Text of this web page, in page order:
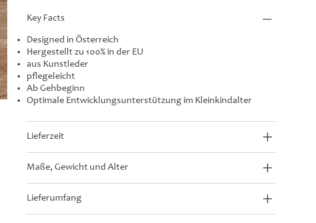
Key Facts
Designed in Österreich
Hergestellt zu 100% in der EU
aus Kunstleder
pflegeleicht
Ab Gehbeginn
Optimale Entwicklungsunterstützung im Kleinkindalter
Lieferzeit
Maße, Gewicht und Alter
Lieferumfang